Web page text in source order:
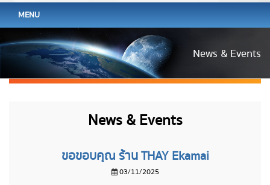
MENU
News & Events
News & Events
ขอขอบคุณ ร้าน THAY Ekamai
03/11/2025